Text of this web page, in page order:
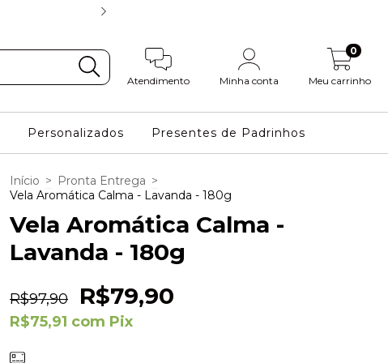
Atendimento Minha conta Meu carrinho
0
Personalizados Presentes de Padrinhos
Início > Pronta Entrega >
Vela Aromática Calma - Lavanda - 180g
Vela Aromática Calma -
Lavanda - 180g
R$97,90 R$79,90
R$75,91 com Pix